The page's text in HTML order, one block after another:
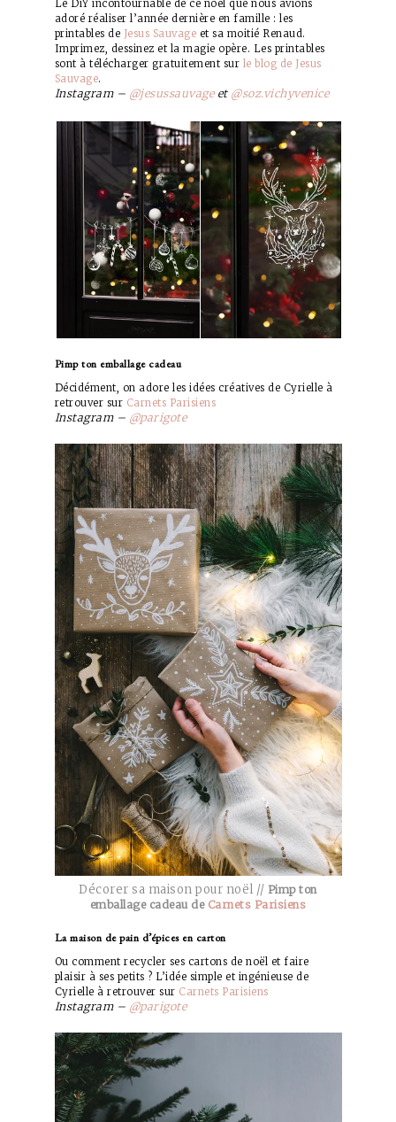
Le DiY incontournable de ce noël que nous avions
adoré réaliser l’année dernière en famille : les
printables de Jesus Sauvage et sa moitié Renaud.
Imprimez, dessinez et la magie opère. Les printables
sont à télécharger gratuitement sur le blog de Jesus
Sauvage.
Instagram – @jesussauvageet @soz.vichyvenice
Pimp ton emballage cadeau
Décidément, on adore les idées créatives de Cyrielle à
retrouver sur Carnets Parisiens
Instagram – @parigote
Décorer sa maison pour noël // Pimp ton
emballage cadeau de Carnets Parisiens
La maison de pain d’épices en carton
Ou comment recycler ses cartons de noël et faire
plaisir à ses petits ? L’idée simple et ingénieuse de
Cyrielle à retrouver sur Carnets Parisiens
Instagram – @parigote